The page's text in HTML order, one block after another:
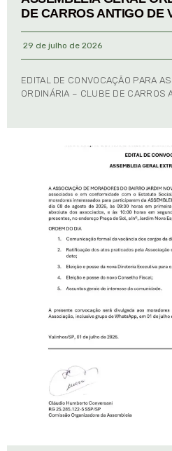
DE CARROS ANTIGO DE
29 de julho de 2026
EDITAL DE CONVOCAÇÃO PARA
ORDINÁRIA – CLUBE DE CARROS